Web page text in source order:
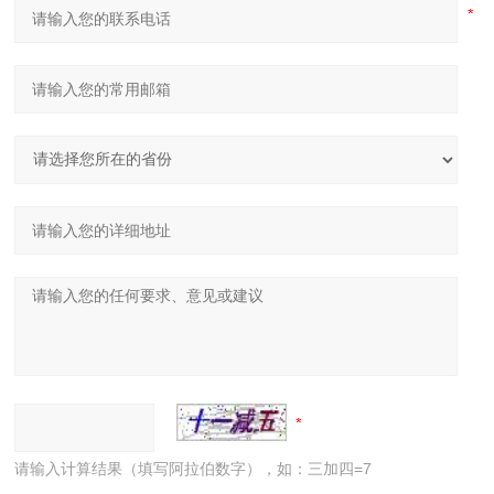
请输入计算结果（填写阿拉伯数字），如：三加四=7